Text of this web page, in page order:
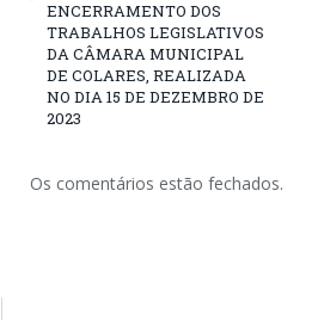
ENCERRAMENTO DOS
TRABALHOS LEGISLATIVOS
DA CÂMARA MUNICIPAL
DE COLARES, REALIZADA
NO DIA 15 DE DEZEMBRO DE
2023
Os comentários estão fechados.